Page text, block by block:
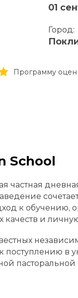
01
Город:
5 stars
stars
Программу
School
частная
к обучению,
и
поступлению